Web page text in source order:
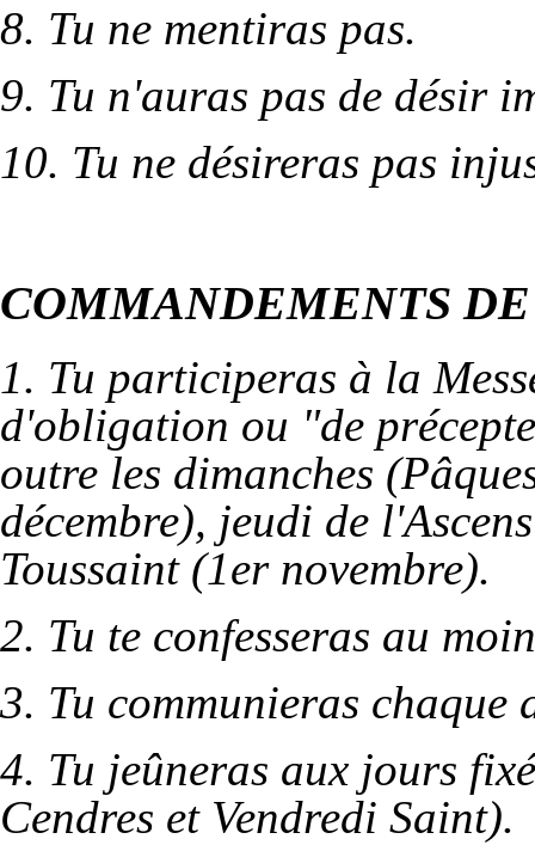
8. Tu ne mentiras pas.
9. Tu n'auras pas de désir
10. Tu ne désireras pas
COMMANDEMENTS
1. Tu participeras à la
d'obligation ou "de
outre les dimanches
décembre), jeudi de
Toussaint (1er novembre).
2. Tu te confesseras au
3. Tu communieras chaque
4. Tu jeûneras aux jours
Cendres et Vendredi Saint).